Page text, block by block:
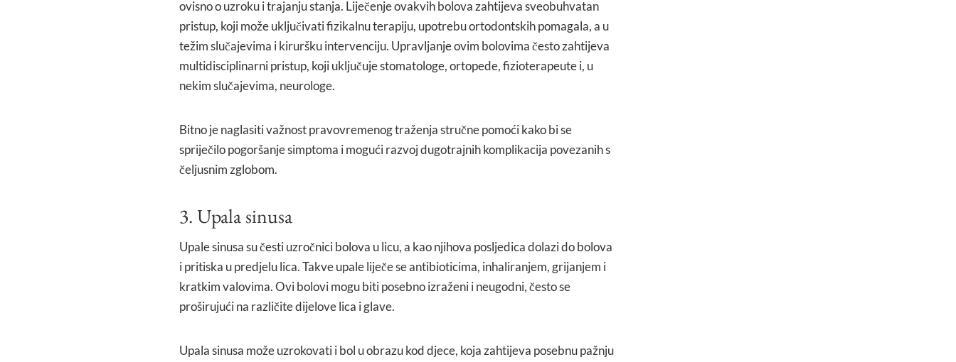
ovisno o uzroku i trajanju stanja. Liječenje ovakvih bolova zahtijeva sveobuhvatan
pristup, koji može uključivati fizikalnu terapiju, upotrebu ortodontskih pomagala, a u
težim slučajevima i kiruršku intervenciju. Upravljanje ovim bolovima često zahtijeva
multidisciplinarni pristup, koji uključuje stomatologe, ortopede, fizioterapeute i, u
nekim slučajevima, neurologe.
Bitno je naglasiti važnost pravovremenog traženja stručne pomoći kako bi se
spriječilo pogoršanje simptoma i mogući razvoj dugotrajnih komplikacija povezanih s
čeljusnim zglobom.
3. Upala sinusa
Upale sinusa su česti uzročnici bolova u licu, a kao njihova posljedica dolazi do bolova
i pritiska u predjelu lica. Takve upale liječe se antibioticima, inhaliranjem, grijanjem i
kratkim valovima. Ovi bolovi mogu biti posebno izraženi i neugodni, često se
proširujući na različite dijelove lica i glave.
Upala sinusa može uzrokovati i bol u obrazu kod djece, koja zahtijeva posebnu pažnju